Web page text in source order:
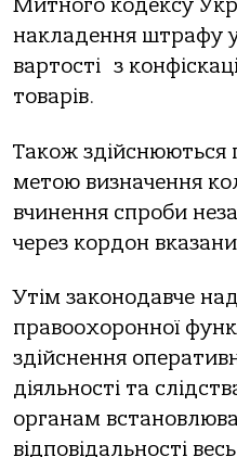
Митного кодексу
накладення штрафу у
вартості з
товарів.
Також здійснюються
метою визначення
вчинення спроби
через кордон
Утім законодавче
правоохоронної
здійснення
діяльності та
органам
відповідальності